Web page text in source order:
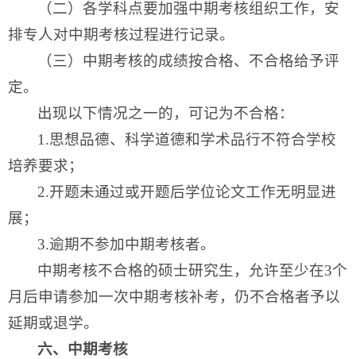
（二）各学科点要加强中期考核组织工作，安
排专人对中期考核过程进行记录。
（三）中期考核的成绩按合格、不合格给予评
定。
出现以下情况之一的，可记为不合格：
1.思想品德、科学道德和学术品行不符合学校
培养要求；
2.开题未通过或开题后学位论文工作无明显进
展；
3.逾期不参加中期考核者。
中期考核不合格的硕士研究生，允许至少在3个
月后申请参加一次中期考核补考，仍不合格者予以
延期或退学。
六、中期考核